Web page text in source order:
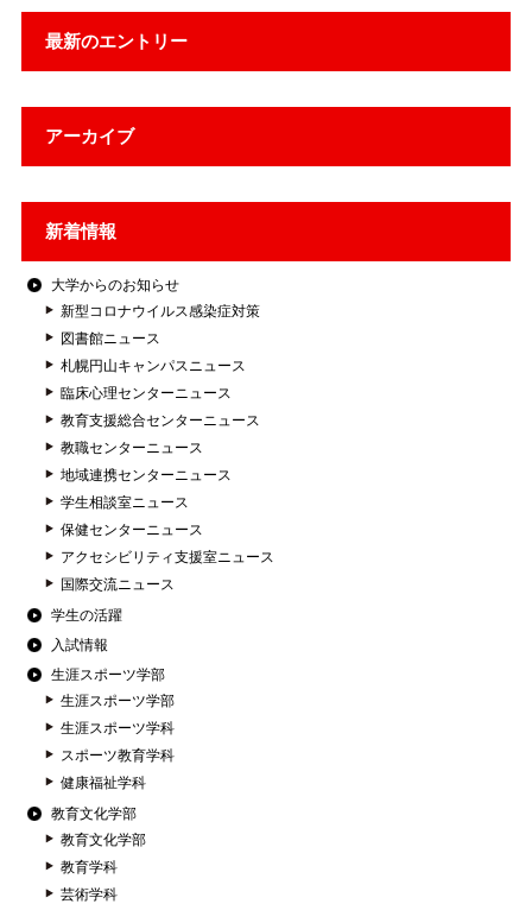
最新のエントリー
アーカイブ
新着情報
大学からのお知らせ
新型コロナウイルス感染症対策
図書館ニュース
札幌円山キャンパスニュース
臨床心理センターニュース
教育支援総合センターニュース
教職センターニュース
地域連携センターニュース
学生相談室ニュース
保健センターニュース
アクセシビリティ支援室ニュース
国際交流ニュース
学生の活躍
入試情報
生涯スポーツ学部
生涯スポーツ学部
生涯スポーツ学科
スポーツ教育学科
健康福祉学科
教育文化学部
教育文化学部
教育学科
芸術学科